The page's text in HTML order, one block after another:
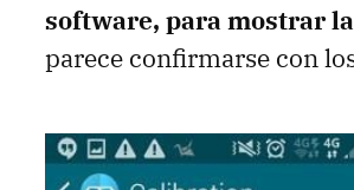
software, para mostrar
parece confirmarse con